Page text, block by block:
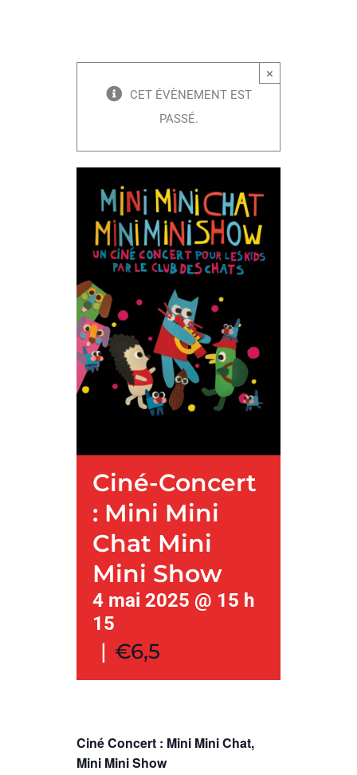
×
CET ÉVÈNEMENT EST
PASSÉ.
Ciné-Concert
: Mini Mini
Chat Mini
Mini Show
4 mai 2025 @ 15 h
15
| €6,5
Ciné Concert : Mini Mini Chat,
Mini Mini Show